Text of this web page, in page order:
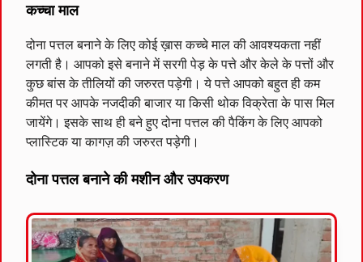
कच्चा माल
दोना पत्तल बनाने के लिए कोई ख़ास कच्चे माल की आवश्यकता नहीं
लगती है। आपको इसे बनाने में सरगी पेड़ के पत्ते और केले के पत्तों और
कुछ बांस के तीलियों की जरुरत पड़ेगी। ये पत्ते आपको बहुत ही कम
कीमत पर आपके नजदीकी बाजार या किसी थोक विक्रेता के पास मिल
जायेंगे। इसके साथ ही बने हुए दोना पत्तल की पैकिंग के लिए आपको
प्लास्टिक या कागज़ की जरुरत पड़ेगी।
दोना पत्तल बनाने की मशीन और उपकरण